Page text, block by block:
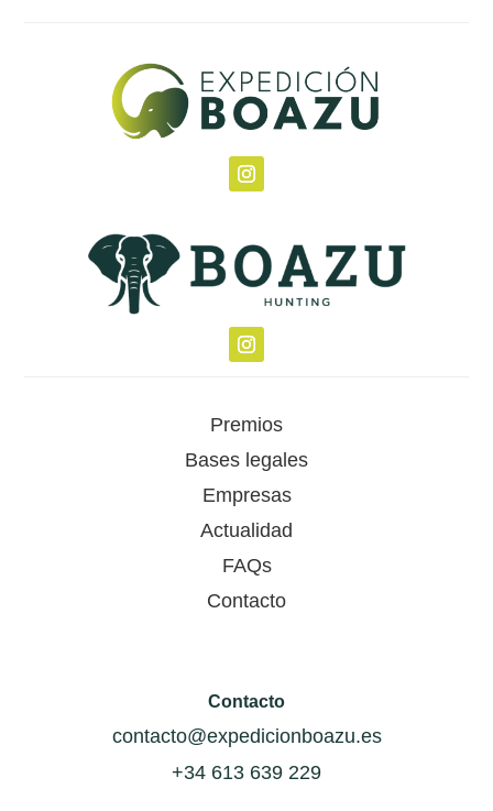
Premios
Bases legales
Empresas
Actualidad
FAQs
Contacto
Contacto
contacto@expedicionboazu.es
+34 613 639 229